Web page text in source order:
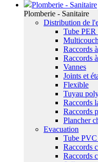
Plomberie - Sanitaire
Plomberie - Sanitaire
Distribution de
Tube PER
Raccords
Raccords
Vannes
Joints et
Flexible
Tuyau
Raccords
Raccords
Plancher
Evacuation
Tube
Raccords
Raccords